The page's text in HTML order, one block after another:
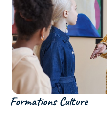
Formations Culture